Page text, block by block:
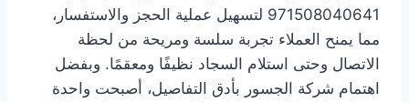
971508040641 لتسهيل عملية الحجز والاستفسار،
مما يمنح العملاء تجربة سلسة ومريحة من لحظة
الاتصال وحتى استلام السجاد نظيفًا ومعقمًا. وبفضل
اهتمام شركة الجسور بأدق التفاصيل، أصبحت واحدة